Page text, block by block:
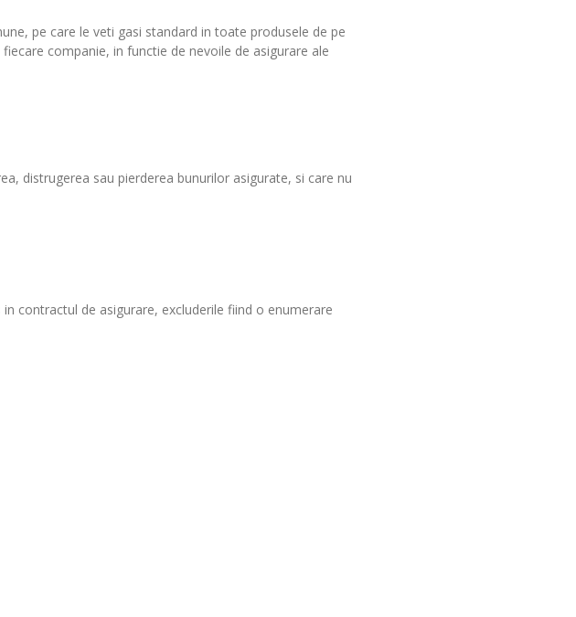
pe care le veti gasi standard in toate produsele de pe
companie, in functie de nevoile de asigurare ale
distrugerea sau pierderea bunurilor asigurate, si care nu
contractul de asigurare, excluderile fiind o enumerare